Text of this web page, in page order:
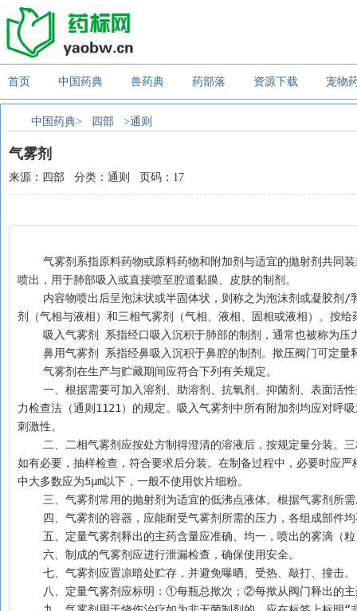
首页 中国药典 兽药典 药部落 资源下载 宠物
中国药典> 四部 >通则
气雾剂
来源：四部 分类：通则 页码：17
喷出，用于肺部吸入或直接喷至腔道黏膜、皮肤的制剂。
剂（气相与液相）和三相气雾剂（气相、液相、固相或液相）。按
吸入气雾剂 系指经口吸入沉积于肺部的制剂，通常也被称为
鼻用气雾剂 系指经鼻吸入沉积于鼻腔的制剂。揿压阀门可定
    气雾剂在生产与贮藏期间应符合下列有关规定。
力检查法（通则1121）的规定。吸入气雾剂中所有附加剂均应对呼
刺激性。
如有必要，抽样检查，符合要求后分装。在制备过程中，必要时应
中大多数应为5μm以下，一般不使用饮片细粉。
三、气雾剂常用的抛射剂为适宜的低沸点液体。根据气雾剂
四、气雾剂的容器，应能耐受气雾剂所需的压力，各组成部
五、定量气雾剂释出的主药含量应准确、均一，喷出的雾滴（
    六、制成的气雾剂应进行泄漏检查，确保使用安全。
    七、气雾剂应置凉暗处贮存，并避免曝晒、受热、敲打、撞击。
八、定量气雾剂应标明：①每瓶总揿次；②每揿从阀门释出的